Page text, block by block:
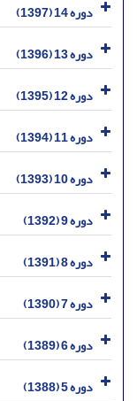
دوره 14 (1397)
دوره 13 (1396)
دوره 12 (1395)
دوره 11 (1394)
دوره 10 (1393)
دوره 9 (1392)
دوره 8 (1391)
دوره 7 (1390)
دوره 6 (1389)
دوره 5 (1388)